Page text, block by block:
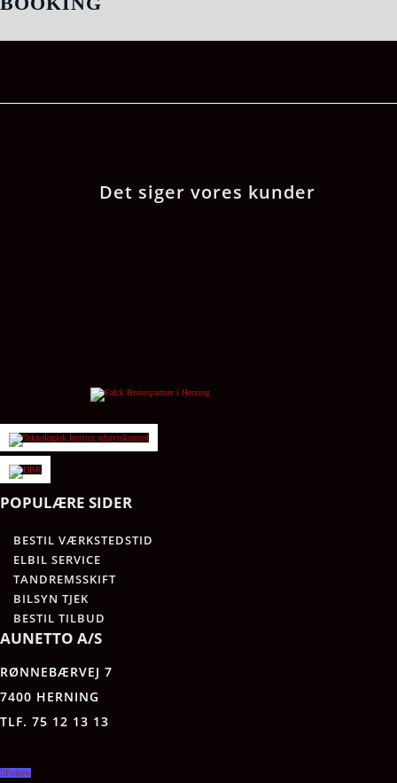
Det siger vores kunder
POPULÆRE SIDER
BESTIL VÆRKSTEDSTID
ELBIL SERVICE
TANDREMSSKIFT
BILSYN TJEK
BESTIL TILBUD
AUNETTO A/S
RØNNEBÆRVEJ 7
7400 HERNING
TLF. 75 12 13 13
Follow